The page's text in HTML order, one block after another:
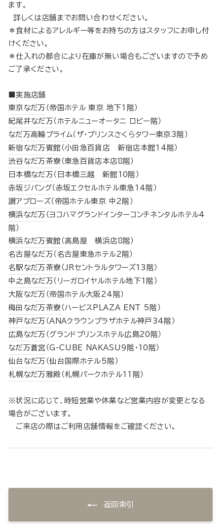
ます。
詳しくは店舗までお問い合わせください。
＊食材によるアレルギー等をお持ちの方はスタッフにお申し付
けください。
＊仕入れの都合により在庫が無い場合もございますので予め
ご了承ください。
■実施店舗
東京なだ万 （帝国ホテル 東京 地下1階）
紀尾井なだ万 （ホテルニューオータニ ロビー階）
なだ万高輪プライム （ザ・プリンスさくらタワー東京3階）
新宿なだ万賓館 （小田急百貨店 新宿店本館14階）
渋谷なだ万茶寮 （東急百貨店本店8階）
日本橋なだ万 （日本橋三越 新館10階）
赤坂ジパング（赤坂エクセルホテル東急14階）
讃アプローズ（帝国ホテル東京 中2階）
横浜なだ万 （ヨコハマグランドインターコンチネンタルホテル4
階）
横浜なだ万賓館 （髙島屋 横浜店8階）
名古屋なだ万 （名古屋東急ホテル2階）
名駅なだ万茶寮 （JRセントラルタワーズ13階）
中之島なだ万 （リーガロイヤルホテル地下1階）
大阪なだ万 （帝国ホテル大阪24階）
梅田なだ万茶寮 （ハービスPLAZA ENT 5階）
神戸なだ万 （ANAクラウンプラザホテル神戸34階）
広島なだ万 （グランドプリンスホテル広島20階）
なだ万蒼宮 （G-CUBE NAKASU9階・10階）
仙台なだ万 （仙台国際ホテル5階）
札幌なだ万雅殿 （札幌パークホテル11階）
※状況に応じて、時短営業や休業など営業内容が変更となる
場合がございます。
ご来店の際はご利用店舗情報をご確認ください。
返回索引